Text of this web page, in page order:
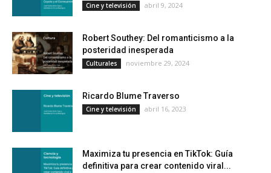
Cine y televisión abril 9, 2024
Robert Southey: Del romanticismo a la
posteridad inesperada
Culturales noviembre 29, 2024
Ricardo Blume Traverso
Cine y televisión abril 16, 2023
Maximiza tu presencia en TikTok: Guía
definitiva para crear contenido viral...